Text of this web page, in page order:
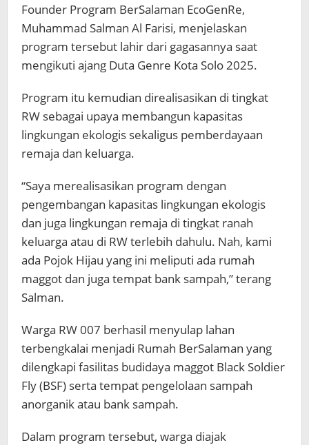
Founder Program BerSalaman EcoGenRe,
Muhammad Salman Al Farisi, menjelaskan
program tersebut lahir dari gagasannya saat
mengikuti ajang Duta Genre Kota Solo 2025.
Program itu kemudian direalisasikan di tingkat
RW sebagai upaya membangun kapasitas
lingkungan ekologis sekaligus pemberdayaan
remaja dan keluarga.
“Saya merealisasikan program dengan
pengembangan kapasitas lingkungan ekologis
dan juga lingkungan remaja di tingkat ranah
keluarga atau di RW terlebih dahulu. Nah, kami
ada Pojok Hijau yang ini meliputi ada rumah
maggot dan juga tempat bank sampah,” terang
Salman.
Warga RW 007 berhasil menyulap lahan
terbengkalai menjadi Rumah BerSalaman yang
dilengkapi fasilitas budidaya maggot Black Soldier
Fly (BSF) serta tempat pengelolaan sampah
anorganik atau bank sampah.
Dalam program tersebut, warga diajak